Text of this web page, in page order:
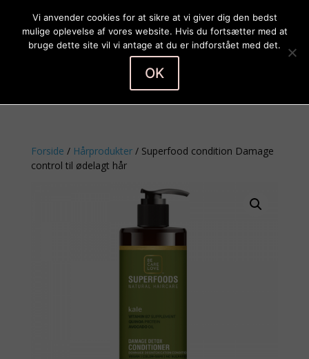
Forside / Hårprodukter/ Superfood condition Damage
control til ødelagt hår
Vi anvender cookies for at sikre at vi giver dig den bedst
mulige oplevelse af vores website. Hvis du fortsætter med at
bruge dette site vil vi antage at du er indforstået med det.
OK